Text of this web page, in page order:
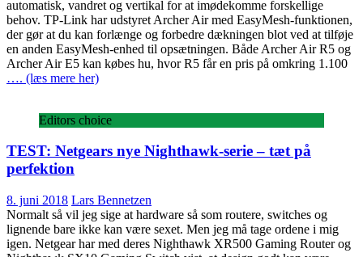
automatisk, vandret og vertikal for at imødekomme forskellige
behov. TP-Link har udstyret Archer Air med EasyMesh-funktionen,
der gør at du kan forlænge og forbedre dækningen blot ved at tilføje
en anden EasyMesh-enhed til opsætningen. Både Archer Air R5 og
Archer Air E5 kan købes hu, hvor R5 får en pris på omkring 1.100
…. (læs mere her)
Editors choice
TEST: Netgears nye Nighthawk-serie – tæt på
perfektion
8. juni 2018 Lars Bennetzen
Normalt så vil jeg sige at hardware så som routere, switches og
lignende bare ikke kan være sexet. Men jeg må tage ordene i mig
igen. Netgear har med deres Nighthawk XR500 Gaming Router og